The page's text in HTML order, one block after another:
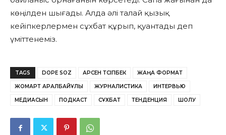
көңілден шығады. Алда әлі талай қызық
кейіпкерлермен сұхбат құрып, қуантады деп
үміттенеміз.
TAGS DOPE SOZ АРСЕН ТҮСІПБЕК ЖАҢА ФОРМАТ
ЖОМАРТ АРАЛБАЙҰЛЫ ЖУРНАЛИСТИКА ИНТЕРВЬЮ
МЕДИАСЫН ПОДКАСТ СҰХБАТ ТЕНДЕНЦИЯ ШОЛУ